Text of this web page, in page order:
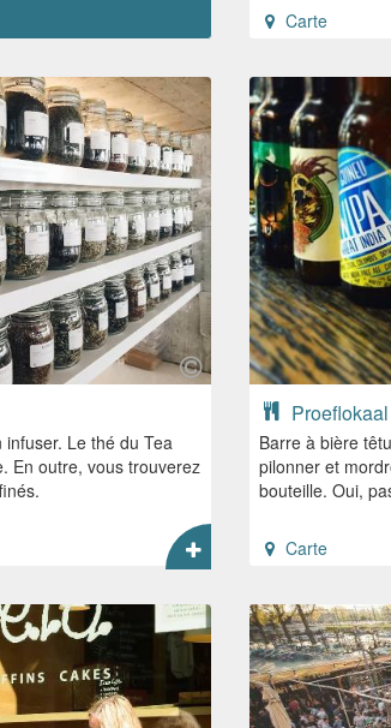
Carte
Le thé du Tea
En outre, vous trouverez
Barre à bière
pilonner et
bouteille. Oui,
Carte